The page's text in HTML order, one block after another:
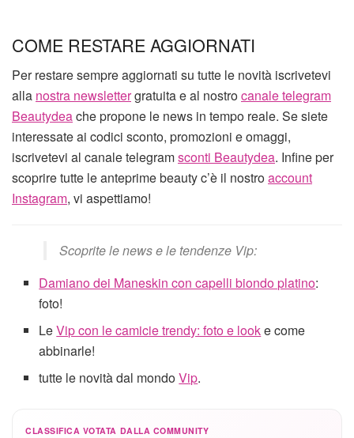
COME RESTARE AGGIORNATI
Per restare sempre aggiornati su tutte le novità iscrivetevi
alla nostra newslettergratuita e al nostrocanale telegram
Beautydeache propone le news in tempo reale. Se siete
interessate ai codici sconto, promozioni e omaggi,
iscrivetevi al canale telegramsconti Beautydea. Infine per
scoprire tutte le anteprime beauty c’è il nostroaccount
Instagram, vi aspettiamo!
Scoprite le news e le tendenze Vip:
Damiano dei Maneskin con capelli biondo platino:
foto!
LeVip con le camicie trendy: foto e looke come
abbinarle!
tutte le novità dal mondoVip.
CLASSIFICA VOTATA DALLA COMMUNITY